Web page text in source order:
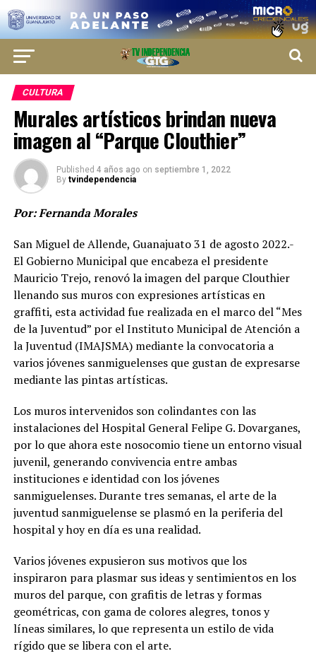
CULTURA
Murales artísticos brindan nueva
imagen al “Parque Clouthier”
Published 4 años ago on septiembre 1, 2022
By tvindependencia
Por: Fernanda Morales
San Miguel de Allende, Guanajuato 31 de agosto 2022.-
El Gobierno Municipal que encabeza el presidente
Mauricio Trejo, renovó la imagen del parque Clouthier
llenando sus muros con expresiones artísticas en
graffiti, esta actividad fue realizada en el marco del “Mes
de la Juventud” por el Instituto Municipal de Atención a
la Juventud (IMAJSMA) mediante la convocatoria a
varios jóvenes sanmiguelenses que gustan de expresarse
mediante las pintas artísticas.
Los muros intervenidos son colindantes con las
instalaciones del Hospital General Felipe G. Dovarganes,
por lo que ahora este nosocomio tiene un entorno visual
juvenil, generando convivencia entre ambas
instituciones e identidad con los jóvenes
sanmiguelenses. Durante tres semanas, el arte de la
juventud sanmiguelense se plasmó en la periferia del
hospital y hoy en día es una realidad.
Varios jóvenes expusieron sus motivos que los
inspiraron para plasmar sus ideas y sentimientos en los
muros del parque, con grafitis de letras y formas
geométricas, con gama de colores alegres, tonos y
líneas similares, lo que representa un estilo de vida
rígido que se libera con el arte.